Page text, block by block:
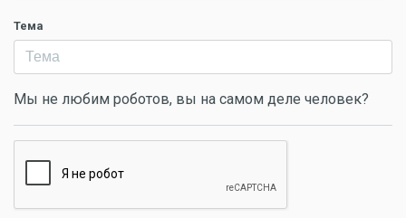
Тема
Мы не любим роботов, вы на самом деле человек?